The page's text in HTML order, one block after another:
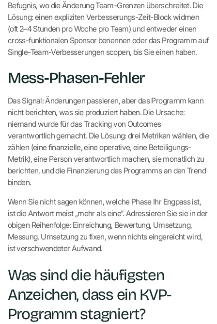
Befugnis, wo die Änderung Team-Grenzen überschreitet. Die
Lösung: einen expliziten Verbesserungs-Zeit-Block widmen
(oft 2–4 Stunden pro Woche pro Team) und entweder einen
cross-funktionalen Sponsor benennen oder das Programm auf
Single-Team-Verbesserungen scopen, bis Sie einen haben.
Mess-Phasen-Fehler
Das Signal: Änderungen passieren, aber das Programm kann
nicht berichten, was sie produziert haben. Die Ursache:
niemand wurde für das Tracking von Outcomes
verantwortlich gemacht. Die Lösung: drei Metriken wählen, die
zählen (eine finanzielle, eine operative, eine Beteiligungs-
Metrik), eine Person verantwortlich machen, sie monatlich zu
berichten, und die Finanzierung des Programms an den Trend
binden.
Wenn Sie nicht sagen können, welche Phase Ihr Engpass ist,
ist die Antwort meist „mehr als eine“. Adressieren Sie sie in der
obigen Reihenfolge: Einreichung, Bewertung, Umsetzung,
Messung. Umsetzung zu fixen, wenn nichts eingereicht wird,
ist verschwendeter Aufwand.
Was sind die häufigsten
Anzeichen, dass ein KVP-
Programm stagniert?